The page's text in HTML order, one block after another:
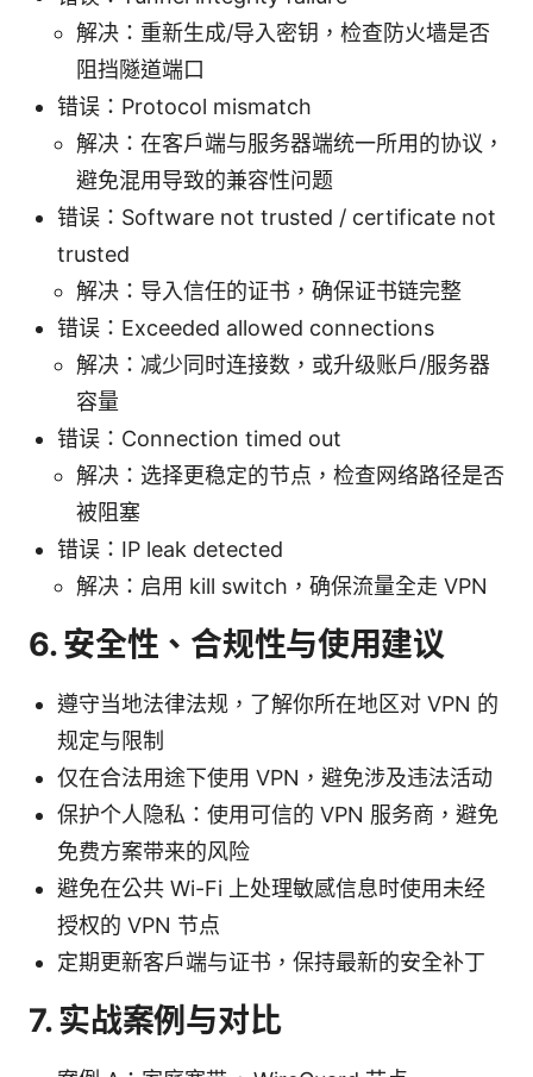
解决：重新生成/导入密钥，检查防火墙是否
阻挡隧道端口
错误：Protocol mismatch
解决：在客户端与服务器端统一所用的协议，
避免混用导致的兼容性问题
错误：Software not trusted / certificate not
trusted
解决：导入信任的证书，确保证书链完整
错误：Exceeded allowed connections
解决：减少同时连接数，或升级账户/服务器
容量
错误：Connection timed out
解决：选择更稳定的节点，检查网络路径是否
被阻塞
错误：IP leak detected
解决：启用 kill switch，确保流量全走 VPN
6. 安全性、合规性与使用建议
遵守当地法律法规，了解你所在地区对 VPN 的
规定与限制
仅在合法用途下使用 VPN，避免涉及违法活动
保护个人隐私：使用可信的 VPN 服务商，避免
免费方案带来的风险
避免在公共 Wi-Fi 上处理敏感信息时使用未经
授权的 VPN 节点
定期更新客户端与证书，保持最新的安全补丁
7. 实战案例与对比